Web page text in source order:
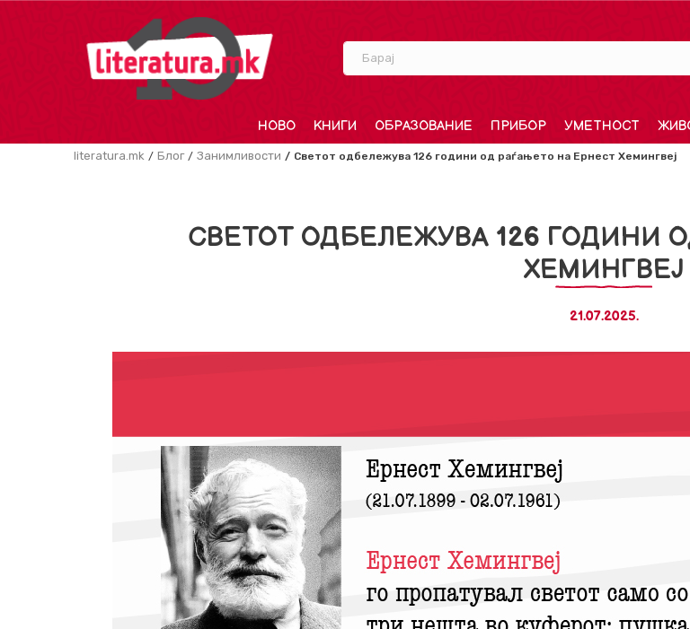
Барај
НОВО КНИГИ ОБРАЗОВАНИЕ ПРИБОР УМЕТНОСТ
literatura.mk Блог Занимливости Светот одбележува 126 години од раѓањето на Ернест Хемингвеј
СВЕТОТ ОДБЕЛЕЖУВА 126 ГОДИНИ
ХЕМИНГВЕЈ
21.07.2025.